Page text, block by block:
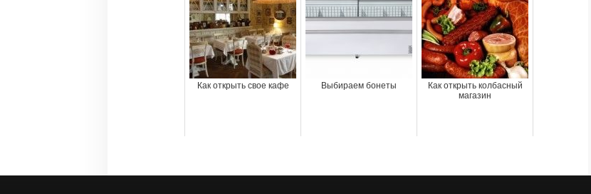
Как открыть свое кафе Выбираем бонеты
Как открыть колбасный
магазин